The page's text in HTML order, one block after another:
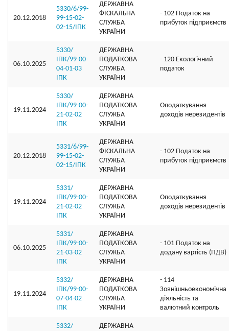
20.12.2018
5330/6/99-
99-15-02-
02-15/ІПК
ДЕРЖАВНА
ФІСКАЛЬНА
СЛУЖБА
УКРАЇНИ
- 102 Податок на
прибуток підприємств
06.10.2025
5330/
ІПК/99-00-
04-01-03
ІПК
ДЕРЖАВНА
ПОДАТКОВА
СЛУЖБА
УКРАЇНИ
- 120 Екологічний
податок
19.11.2024
5330/
ІПК/99-00-
21-02-02
ІПК
ДЕРЖАВНА
ПОДАТКОВА
СЛУЖБА
УКРАЇНИ
Оподаткування
доходів нерезидентів
20.12.2018
5331/6/99-
99-15-02-
02-15/ІПК
ДЕРЖАВНА
ФІСКАЛЬНА
СЛУЖБА
УКРАЇНИ
- 102 Податок на
прибуток підприємств
19.11.2024
5331/
ІПК/99-00-
21-02-02
ІПК
ДЕРЖАВНА
ПОДАТКОВА
СЛУЖБА
УКРАЇНИ
Оподаткування
доходів нерезидентів
06.10.2025
5331/
ІПК/99-00-
21-03-02
ІПК
ДЕРЖАВНА
ПОДАТКОВА
СЛУЖБА
УКРАЇНИ
- 101 Податок на
додану вартість (ПДВ)
19.11.2024
5332/
ІПК/99-00-
07-04-02
ІПК
ДЕРЖАВНА
ПОДАТКОВА
СЛУЖБА
УКРАЇНИ
- 114
Зовнішньоекономічна
діяльність та
валютний контроль
5332/
ДЕРЖАВНА